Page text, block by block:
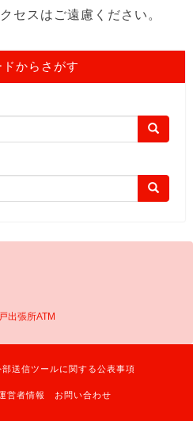
セスはご遠慮ください。
からさがす
出張所ATM
部送信ツールに関する公表事項
営者情報 お問い合わせ